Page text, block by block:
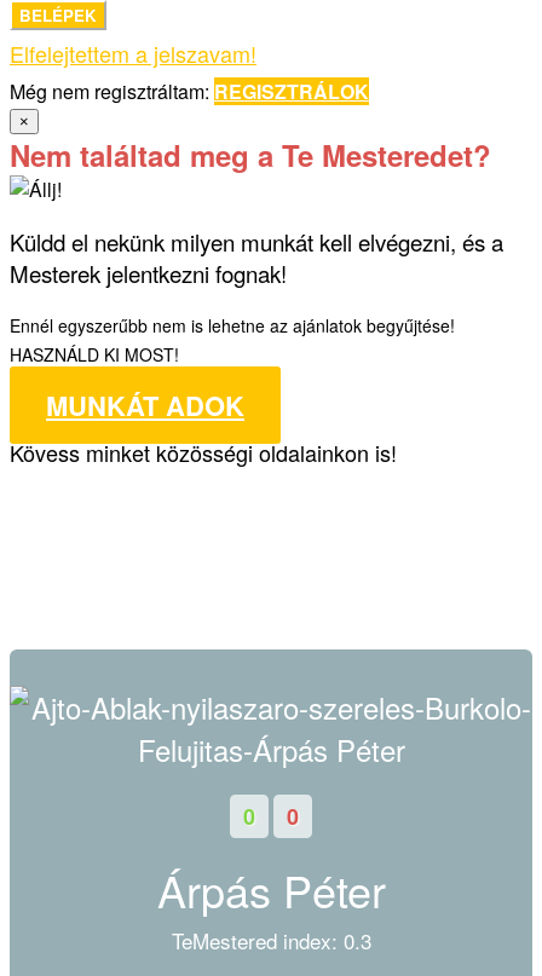
BELÉPEK
Elfelejtettem a jelszavam!
Még nem regisztráltam: REGISZTRÁLOK
×
Nem találtad meg a Te Mesteredet?
Küldd el nekünk milyen munkát kell elvégezni, és a
Mesterek jelentkezni fognak!
Ennél egyszerűbb nem is lehetne az ajánlatok begyűjtése!
HASZNÁLD KI MOST!
MUNKÁT ADOK
Kövess minket közösségi oldalainkon is!
0 0
Árpás Péter
TeMestered index: 0.3